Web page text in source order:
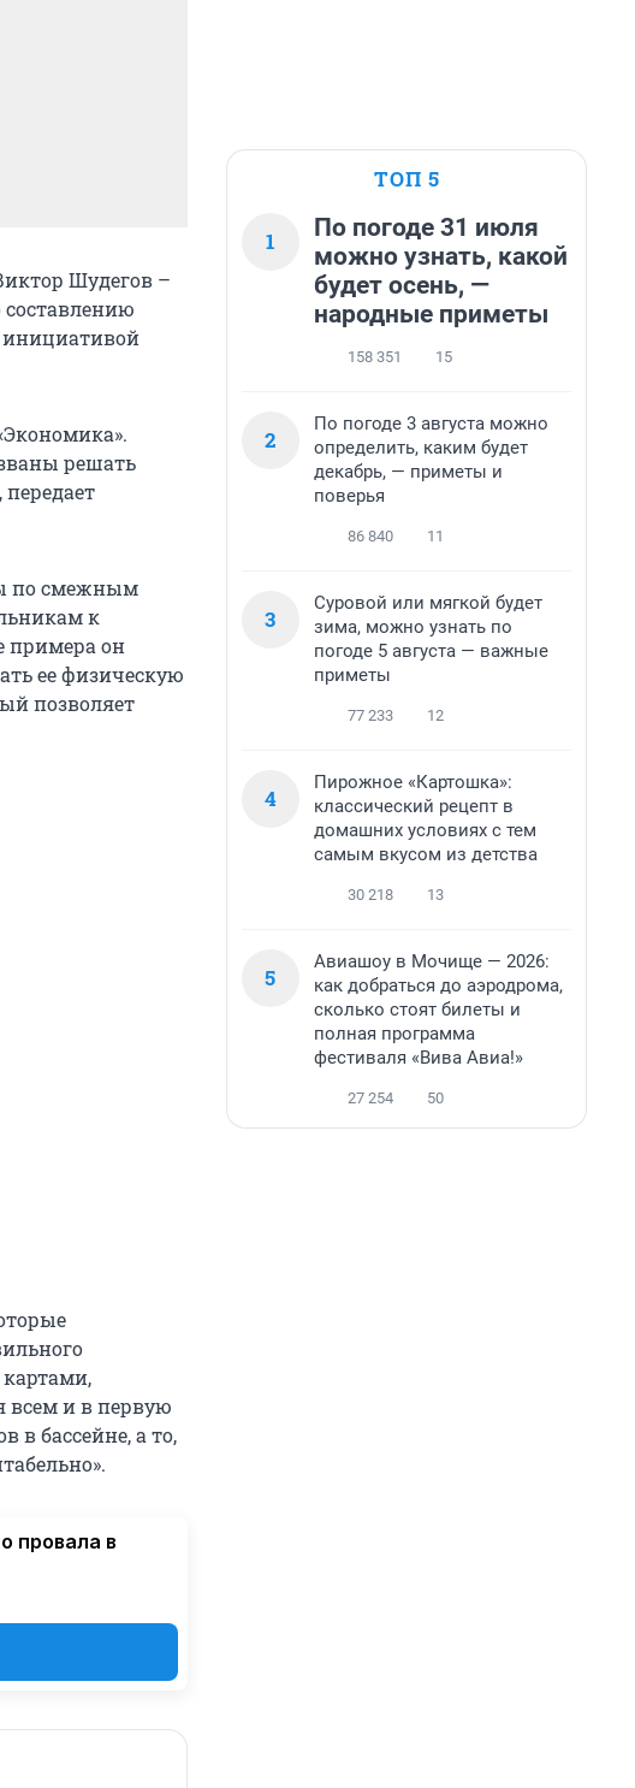
Шудегов –
инициативой
решать
по смежным
к
примера он
ее физическую
позволяет
всем и в первую
в бассейне, а то,
провала в
ТОП 5
1
По погоде 31 июля
можно узнать, какой
будет осень, —
народные приметы
158 351 15
2
По погоде 3 августа можно
определить, каким будет
декабрь, — приметы и
поверья
86 840 11
3
Суровой или мягкой будет
зима, можно узнать по
погоде 5 августа — важные
приметы
77 233 12
4
Пирожное «Картошка»:
классический рецепт в
домашних условиях с тем
самым вкусом из детства
30 218 13
5
Авиашоу в Мочище — 2026:
как добраться до аэродрома,
сколько стоят билеты и
полная программа
фестиваля «Вива Авиа!»
27 254 50